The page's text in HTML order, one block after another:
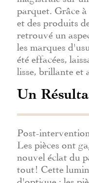
parquet. Grâce à
et des produits
retrouvé un
les marques
été effacées,
lisse, brillante et
Un
Post-
Les pièces ont
nouvel éclat du
tout! Cette
d'optique : les